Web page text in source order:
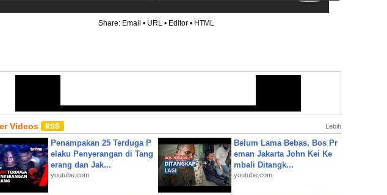
Share: Email • URL • Editor • HTML
Videos Lebih
Penampakan 25 Terduga P
elaku Penyerangan di Tang
erang dan Jak...
youtube.com
Belum Lama Bebas, Bos Pr
eman Jakarta John Kei Ke
mbali Ditangk...
youtube.com